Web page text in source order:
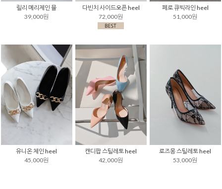
릴리 메리제인 뮬
39,000원
다빈치 사이드오픈 heel
72,000원
페로 큐빅라인 heel
51,000원
유니온 체인 heel
45,000원
캔디팝 스틸레토 heel
42,000원
로즈몽 스틸레토 heel
53,000원